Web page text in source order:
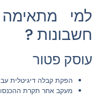
למי
חשבונות ?
עוסק פטור
הפקת קבלה דיגיטלית
מעקב אחר תקרת